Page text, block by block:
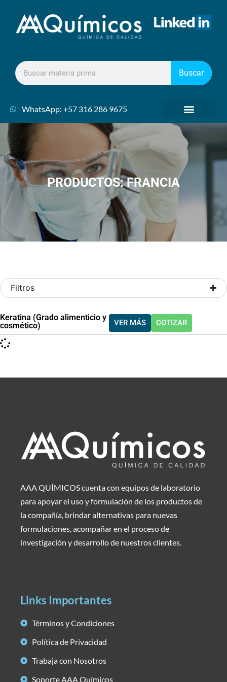
Buscar
WhatsApp: +57 316 286 9675
PRODUCTOS: FRANCIA
Filtros
Keratina (Grado alimenticio y
cosmético)
VER MÁS COTIZAR
AAA QUÍMICOS cuenta con equipos de laboratorio
para apoyar el uso y formulación de los productos de
la compañía, brindar alternativas para nuevas
formulaciones, acompañar en el proceso de
investigación y desarrollo de nuestros clientes.
Links Importantes
Términos y Condiciones
Política de Privacidad
Trabaja con Nosotros
Soporte AAA Químicos